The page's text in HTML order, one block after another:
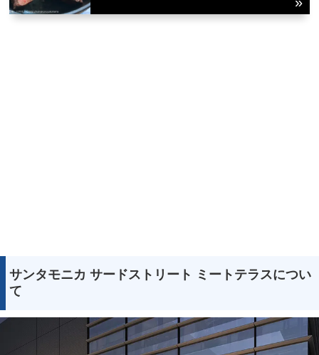
サンタモニカ サードストリート ミートテラスについ
て